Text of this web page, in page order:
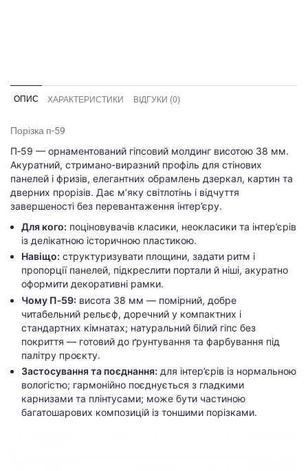
ОПИС ХАРАКТЕРИСТИКИ ВІДГУКИ (0)
Порізка п-59
П‑59 — орнаментований гіпсовий молдинг висотою 38 мм.
Акуратний, стримано-виразний профіль для стінових
панелей і фризів, елегантних обрамлень дзеркал, картин та
дверних прорізів. Дає м’яку світлотінь і відчуття
завершеності без перевантаження інтер’єру.
Для кого: поціновувачів класики, неокласики та інтер’єрів
із делікатною історичною пластикою.
Навіщо: структуризувати площини, задати ритм і
пропорції панелей, підкреслити портали й ніші, акуратно
оформити декоративні рамки.
Чому П‑59: висота 38 мм — помірний, добре
читабельний рельєф, доречний у компактних і
стандартних кімнатах; натуральний білий гіпс без
покриття — готовий до ґрунтування та фарбування під
палітру проєкту.
Застосування та поєднання: для інтер’єрів із нормальною
вологістю; гармонійно поєднується з гладкими
карнизами та плінтусами; може бути частиною
багатошарових композицій із тоншими порізками.